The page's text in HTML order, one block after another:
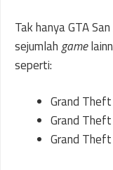
Tak hanya GTA
sejumlahgame
seperti:
Grand
Grand
Grand